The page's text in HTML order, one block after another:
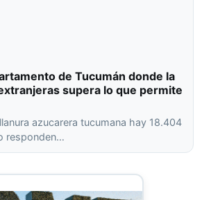
de Tucumán donde la
supera lo que permite
azucarera tucumana hay 18.404
responden…